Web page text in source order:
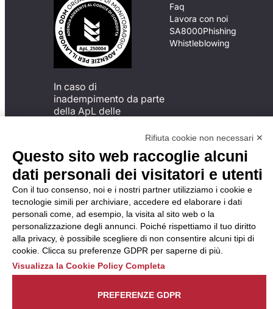
In caso di
inadempimento da parte
della ApL delle
del Codice di Condotta, è
possibile presentare un
reclamo
all’Organismo di
Monitoraggio utilizzando
una delle modalità
descritte al seguente
indirizzo web
https://odm-
agenzielavoro.it/reclami/ .
Faq
Lavora con noi
SA8000Phishing
Whistleblowing
Rifiuta cookie non necessari ✕
Questo sito web raccoglie alcuni
dati personali dei visitatori e utenti
Con il tuo consenso, noi e i nostri partner utilizziamo i cookie e
tecnologie simili per archiviare, accedere ed elaborare i dati
personali come, ad esempio, la visita al sito web o la
personalizzazione degli annunci. Poiché rispettiamo il tuo diritto
alla privacy, è possibile scegliere di non consentire alcuni tipi di
cookie. Clicca su preferenze GDPR per saperne di più.
Visualizza la Cookie Policy Completa
PREFERENZE GDPR